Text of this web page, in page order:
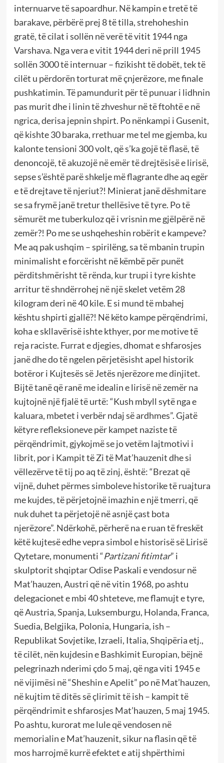
internuarve të sapoardhur. Në kampin e tretë të
barakave, përbërë prej 8 të tilla, strehoheshin
gratë, të cilat i sollën në verë të vitit 1944 nga
Varshava. Nga vera e vitit 1944 deri në prill 1945
sollën 3000 të internuar – fizikisht të dobët, tek të
cilët u përdorën torturat më çnjerëzore, me finale
pushkatimin. Të pamundurit për të punuar i lidhnin
pas murit dhe i linin të zhveshur në të ftohtë e në
ngrica, derisa jepnin shpirt. Po nënkampi i Gusenit,
që kishte 30 baraka, rrethuar me tel me gjemba, ku
kalonte tensioni 300 volt, që s’ka gojë të flasë, të
denoncojë, të akuzojë në emër të drejtësisë e lirisë,
sepse s’është parë shkelje më flagrante dhe aq egër
e të drejtave të njeriut?! Minierat janë dëshmitare
se sa frymë janë tretur thellësive të tyre. Po të
sëmurët me tuberkuloz që i vrisnin me gjëlpërë në
zemër?! Po me se ushqeheshin robërit e kampeve?
Me aq pak ushqim – spirilëng, sa të mbanin trupin
minimalisht e forcërisht në këmbë për punët
përditshmërisht të rënda, kur trupi i tyre kishte
arritur të shndërrohej në një skelet vetëm 28
kilogram deri në 40 kile. E si mund të mbahej
kështu shpirti gjallë?! Në këto kampe përqëndrimi,
koha e skllavërisë ishte kthyer, por me motive të
reja raciste. Furrat e djegies, dhomat e shfarosjes
janë dhe do të ngelen përjetësisht apel historik
botëror i Kujtesës së Jetës njerëzore me dinjitet.
Bijtë tanë që ranë me idealin e lirisë në zemër na
kujtojnë një fjalë të urtë: “Kush mbyll sytë nga e
kaluara, mbetet i verbër ndaj së ardhmes”. Gjatë
këtyre refleksioneve për kampet naziste të
përqëndrimit, gjykojmë se jo vetëm lajtmotivi i
librit, por i Kampit të Zi të Mat’hauzenit dhe si
vëllezërve të tij po aq të zinj, është: “Brezat që
vijnë, duhet përmes simboleve historike të ruajtura
me kujdes, të përjetojnë imazhin e një tmerri, që
nuk duhet ta përjetojë në asnjë çast bota
njerëzore”. Ndërkohë, përherë na e ruan të freskët
këtë kujtesë edhe vepra simbol e historisë së Lirisë
Qytetare, monumenti “Partizani fitimtar” i
skulptorit shqiptar Odise Paskali e vendosur në
Mat’hauzen, Austri që në vitin 1968, po ashtu
delegacionet e mbi 40 shteteve, me flamujt e tyre,
që Austria, Spanja, Luksemburgu, Holanda, Franca,
Suedia, Belgjika, Polonia, Hungaria, ish –
Republikat Sovjetike, Izraeli, Italia, Shqipëria etj.,
të cilët, nën kujdesin e Bashkimit Europian, bëjnë
pelegrinazh nderimi çdo 5 maj, që nga viti 1945 e
në vijimësi në “Sheshin e Apelit” po në Mat’hauzen,
në kujtim të ditës së çlirimit të ish – kampit të
përqëndrimit e shfarosjes Mat’hauzen, 5 maj 1945.
Po ashtu, kurorat me lule që vendosen në
memorialin e Mat’hauzenit, sikur na flasin që të
mos harrojmë kurrë efektet e atij shpërthimi